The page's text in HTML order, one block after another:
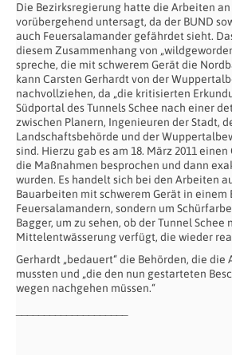
Die Bezirksregierung hatte die Arbeiten an
vorübergehend untersagt, da der BUND
auch Feuersalamander gefährdet sieht.
diesem Zusammenhang von
spreche, die mit schwerem Gerät die
kann Carsten Gerhardt von der
nachvollziehen, da „die kritisierten
Südportal des Tunnels Schee nach einer
zwischen Planern, Ingenieuren der Stadt,
Landschaftsbehörde und der
sind. Hierzu gab es am 18. März 2011
die Maßnahmen besprochen und dann
wurden. Es handelt sich bei den Arbeiten
Bauarbeiten mit schwerem Gerät in einem
Feuersalamandern, sondern um
Bagger, um zu sehen, ob der Tunnel Schee
Mittelentwässerung verfügt, die wieder
Gerhardt „bedauert“ die Behörden, die die
mussten und „die den nun gestarteten
wegen nachgehen müssen.“